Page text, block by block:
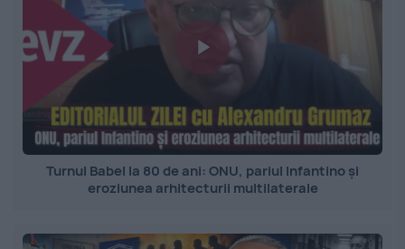
Turnul Babel la 80 de ani: ONU, pariul Infantino și
eroziunea arhitecturii multilaterale